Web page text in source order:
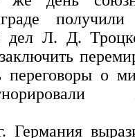
дел Л. Д.
переговоры о
Германия